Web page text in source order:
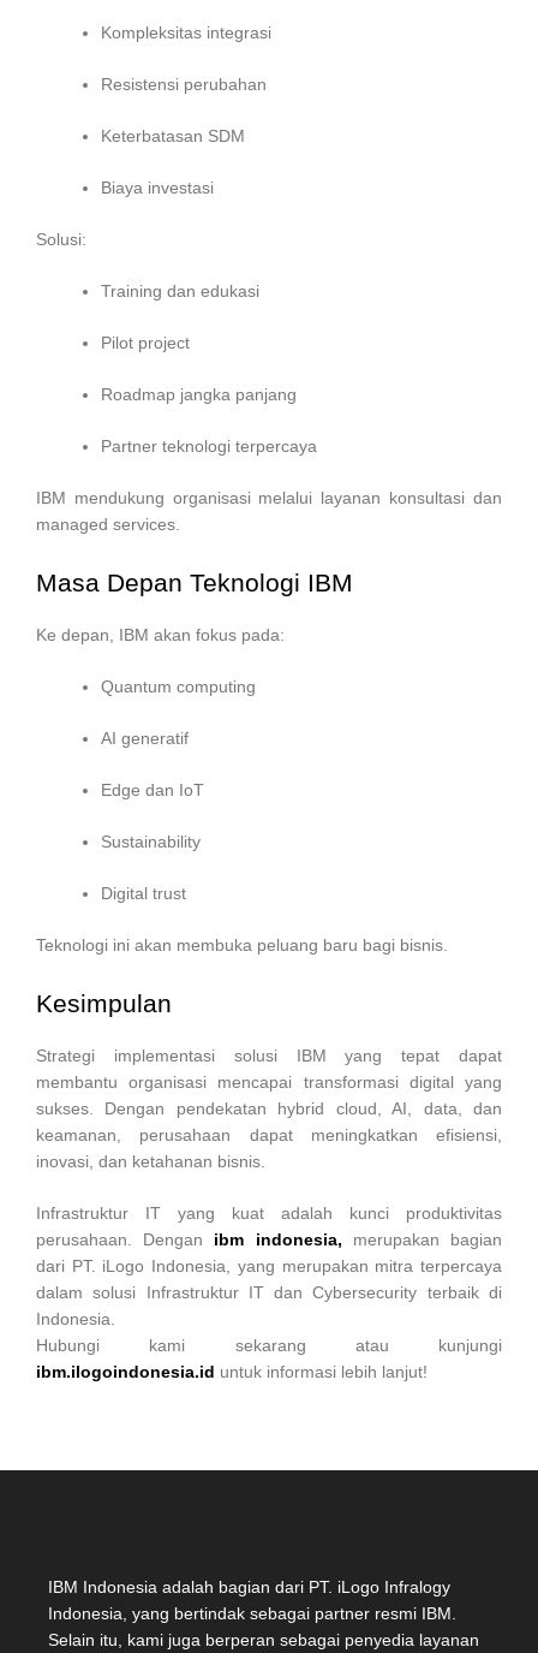
Kompleksitas integrasi
Resistensi perubahan
Keterbatasan SDM
Biaya investasi
Solusi:
Training dan edukasi
Pilot project
Roadmap jangka panjang
Partner teknologi terpercaya
IBM mendukung organisasi melalui layanan konsultasi dan
managed services.
Masa Depan Teknologi IBM
Ke depan, IBM akan fokus pada:
Quantum computing
AI generatif
Edge dan IoT
Sustainability
Digital trust
Teknologi ini akan membuka peluang baru bagi bisnis.
Kesimpulan
Strategi implementasi solusi IBM yang tepat dapat
membantu organisasi mencapai transformasi digital yang
sukses. Dengan pendekatan hybrid cloud, AI, data, dan
keamanan, perusahaan dapat meningkatkan efisiensi,
inovasi, dan ketahanan bisnis.
Infrastruktur IT yang kuat adalah kunci produktivitas
perusahaan. Dengan ibm indonesia, merupakan bagian
dari PT. iLogo Indonesia, yang merupakan mitra terpercaya
dalam solusi Infrastruktur IT dan Cybersecurity terbaik di
Indonesia.
Hubungi kami sekarang atau kunjungi
ibm.ilogoindonesia.id untuk informasi lebih lanjut!
IBM Indonesia adalah bagian dari PT. iLogo Infralogy
Indonesia, yang bertindak sebagai partner resmi IBM.
Selain itu, kami juga berperan sebagai penyedia layanan